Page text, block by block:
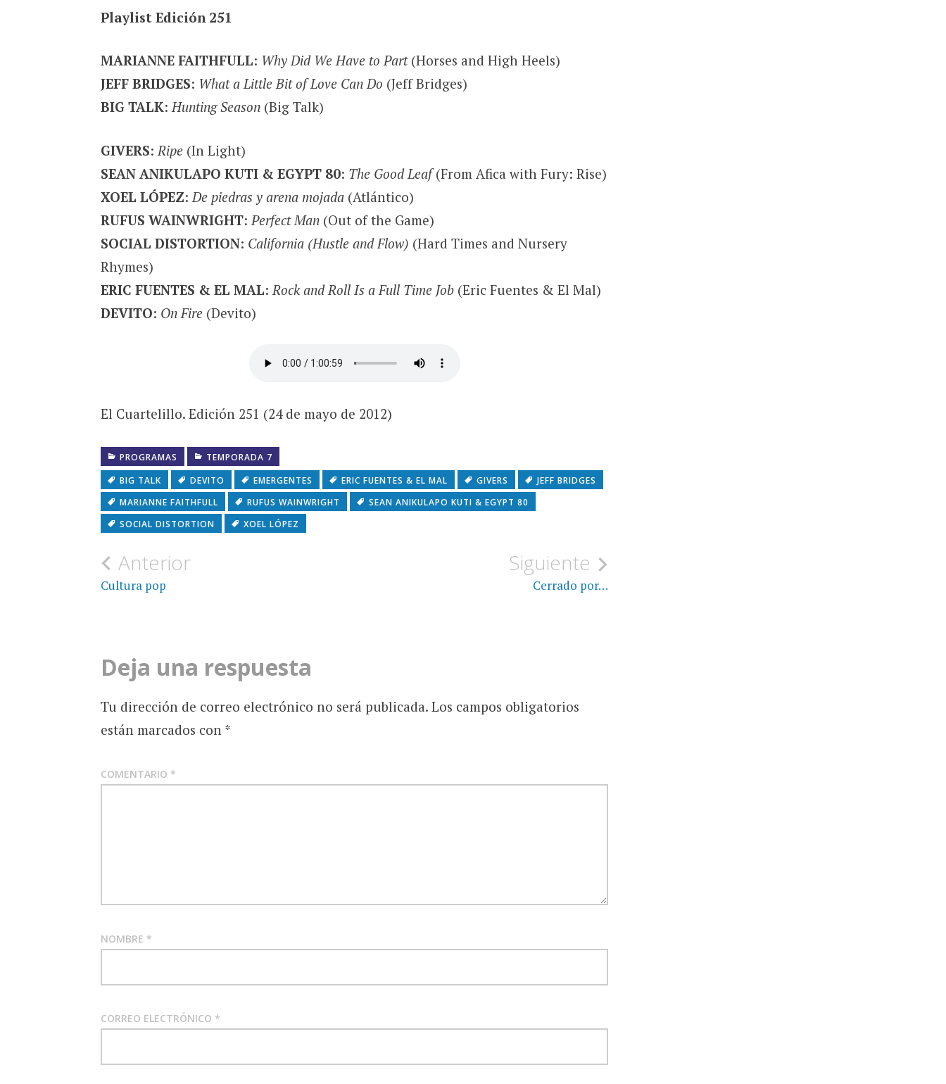
Playlist Edición 251
MARIANNE FAITHFULL: Why Did We Have to Part(Horses and High Heels)
JEFF BRIDGES: What a Little Bit of Love Can Do (Jeff Bridges)
BIG TALK:Hunting Season(Big Talk)
GIVERS: Ripe(In Light)
SEAN ANIKULAPO KUTI & EGYPT 80: The Good Leaf(From Afica with Fury: Rise)
XOEL LÓPEZ: De piedras y arena mojada(Atlántico)
RUFUS WAINWRIGHT: Perfect Man(Out of the Game)
SOCIAL DISTORTION: California (Hustle and Flow) (Hard Times and Nursery
Rhymes)
ERIC FUENTES & EL MAL: Rock and Roll Is a Full Time Job(Eric Fuentes & El Mal)
DEVITO: On Fire(Devito)
El Cuartelillo. Edición 251 (24 de mayo de 2012)
PROGRAMAS
TEMPORADA 7
BIG TALK
DEVITO EMERGENTES ERIC FUENTES & EL MAL GIVERS
JEFF BRIDGES
MARIANNE FAITHFULL
RUFUS WAINWRIGHT
SEAN ANIKULAPO KUTI & EGYPT 80
SOCIAL DISTORTION
XOEL LÓPEZ
Navegación
de
Anterior
Cultura pop
Siguiente
Cerrado por…
Deja una respuesta
Tu dirección de correo electrónico no será publicada. Los campos obligatorios
están marcados con *
COMENTARIO *
NOMBRE *
CORREO ELECTRÓNICO *